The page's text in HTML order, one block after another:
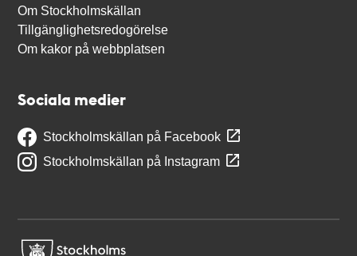
Om Stockholmskällan
Tillgänglighetsredogörelse
Om kakor på webbplatsen
Sociala medier
Stockholmskällan på Facebook
Stockholmskällan på Instagram